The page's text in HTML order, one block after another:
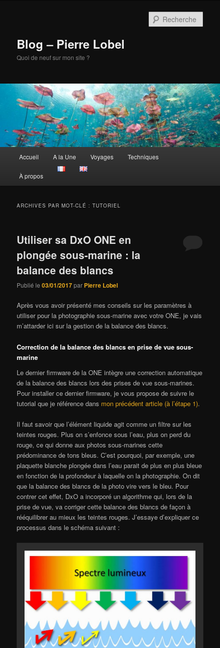
Blog – Pierre Lobel
Quoi de neuf sur mon site ?
principal
Accueil A la Une Voyages Techniques
À propos
ARCHIVES PAR MOT-CLÉ :TUTORIEL
Utiliser sa DxO ONE en
plongée sous-marine : la
balance des blancs
Publié le03/01/2017par Pierre Lobel
Après vous avoir présenté mes conseils sur les paramètres à
utiliser pour la photographie sous-marine avec votre ONE, je vais
m’attarder ici sur la gestion de la balance des blancs.
Correction de la balance des blancs en prise de vue sous-
marine
Le dernier firmware de la ONE intègre une correction automatique
de la balance des blancs lors des prises de vue sous-marines.
Pour installer ce dernier firmware, je vous propose de suivre le
tutorial que je référence dans mon précédent article (à l’étape 1).
Il faut savoir que l’élément liquide agit comme un filtre sur les
teintes rouges. Plus on s’enfonce sous l’eau, plus on perd du
rouge, ce qui donne aux photos sous-marines cette
prédominance de tons bleus. C’est pourquoi, par exemple, une
plaquette blanche plongée dans l’eau parait de plus en plus bleue
en fonction de la profondeur à laquelle on la photographie. On dit
que la balance des blancs de la photo vire vers le bleu. Pour
contrer cet effet, DxO a incorporé un algorithme qui, lors de la
prise de vue, va corriger cette balance des blancs de façon à
rééquilibrer au mieux les teintes rouges. J’essaye d’expliquer ce
processus dans le schéma suivant :